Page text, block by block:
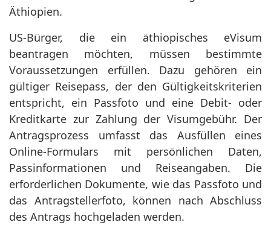
Äthiopien.
US-Bürger, die ein äthiopisches eVisum
beantragen möchten, müssen bestimmte
Voraussetzungen erfüllen. Dazu gehören ein
gültiger Reisepass, der den Gültigkeitskriterien
entspricht, ein Passfoto und eine Debit- oder
Kreditkarte zur Zahlung der Visumgebühr. Der
Antragsprozess umfasst das Ausfüllen eines
Online-Formulars mit persönlichen Daten,
Passinformationen und Reiseangaben. Die
erforderlichen Dokumente, wie das Passfoto und
das Antragstellerfoto, können nach Abschluss
des Antrags hochgeladen werden.